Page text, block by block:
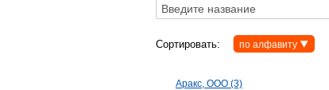
Сортировать: по алфавиту
Аракс, ООО (3)